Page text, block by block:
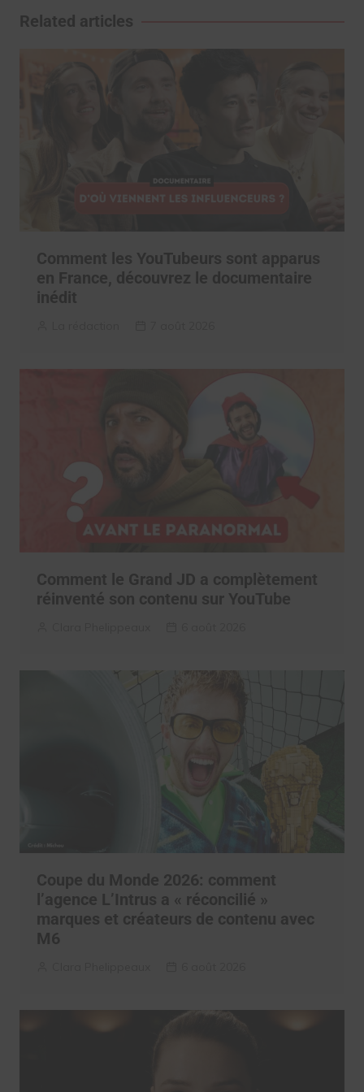
l’article
Related articles
Comment les YouTubeurs sont apparus
en France, découvrez le documentaire
inédit
Comment le Grand JD a complètement
réinventé son contenu sur YouTube
Coupe du Monde 2026: comment
l’agence L’Intrus a « réconcilié »
marques et créateurs de contenu avec
M6